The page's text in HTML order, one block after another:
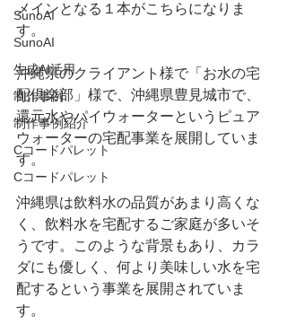
SunoAI
SunoAI
生成AI活用
制作事例
制作事例紹介
Cコードパレット
Cコードパレット
メインとなる１本がこちらになりま
す。
沖縄県のクライアント様で「お水の宅
配倶楽部」様で、沖縄県豊見城市で、
還元水やパイウォーターというピュア
ウォーターの宅配事業を展開していま
す。
沖縄県は飲料水の品質があまり高くな
く、飲料水を宅配するご家庭が多いそ
うです。このような背景もあり、カラ
ダにも優しく、何より美味しい水を宅
配するという事業を展開されていま
す。